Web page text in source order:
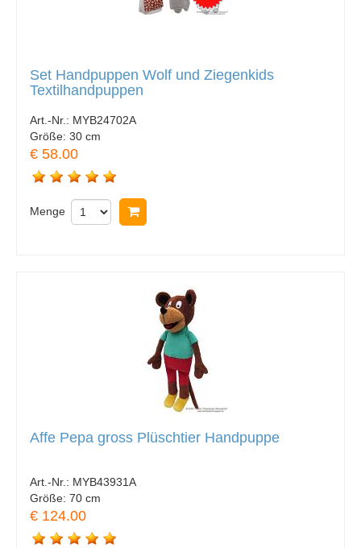
Set Handpuppen Wolf und Ziegenkids
Textilhandpuppen
Art.-Nr.: MYB24702A
Größe: 30 cm
€ 58.00
Menge
Affe Pepa gross Plüschtier Handpuppe
Art.-Nr.: MYB43931A
Größe: 70 cm
€ 124.00